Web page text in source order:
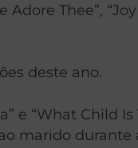
Thee”, “Joy
deste ano.
e “What Child
marido